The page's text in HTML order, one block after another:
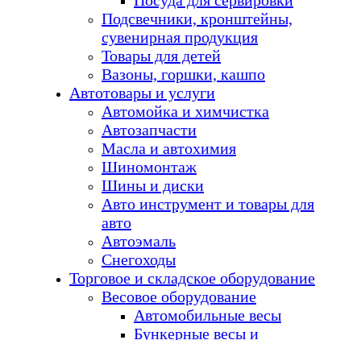
Подсвечники, кронштейны,
сувенирная продукция
Товары для детей
Вазоны, горшки, кашпо
Автотовары и услуги
Автомойка и химчистка
Автозапчасти
Масла и автохимия
Шиномонтаж
Шины и диски
Авто инструмент и товары для
авто
Автоэмаль
Снегоходы
Торговое и складское оборудование
Весовое оборудование
Автомобильные весы
Бункерные весы и